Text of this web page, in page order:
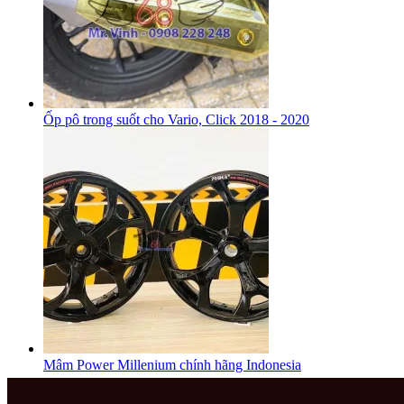
Ốp pô trong suốt cho Vario, Click 2018 - 2020
Mâm Power Millenium chính hãng Indonesia